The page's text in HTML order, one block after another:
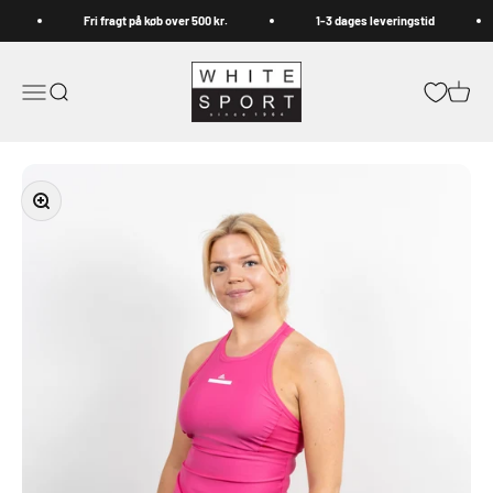
Fri fragt på køb over 500 kr. 1-3 dages leveringstid
Åbn navigationsmenu
Åbn søgefunktion
Whitesport.com
Åbn
Zoom